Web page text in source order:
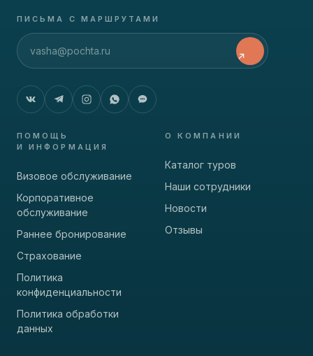
ПИСЬМА С МАРШРУТАМИ
ПОМОЩЬ
И ИНФОРМАЦИЯ
Визовое обслуживание
Корпоративное
обслуживание
Раннее бронирование
Страхование
Политика
конфиденциальности
Политика обработки
данных
О КОМПАНИИ
Каталог туров
Наши сотрудники
Новости
Отзывы